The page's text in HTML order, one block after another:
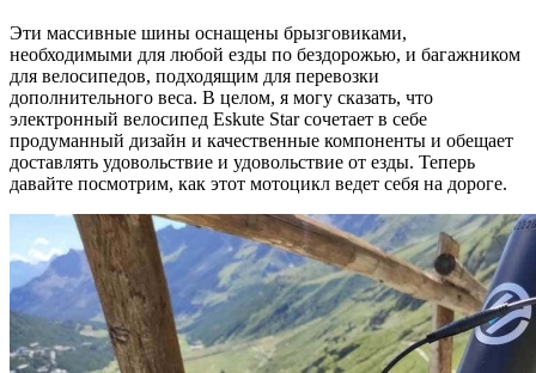
Эти массивные шины оснащены брызговиками,
необходимыми для любой езды по бездорожью, и багажником
для велосипедов, подходящим для перевозки
дополнительного веса. В целом, я могу сказать, что
электронный велосипед Eskute Star сочетает в себе
продуманный дизайн и качественные компоненты и обещает
доставлять удовольствие и удовольствие от езды. Теперь
давайте посмотрим, как этот мотоцикл ведет себя на дороге.